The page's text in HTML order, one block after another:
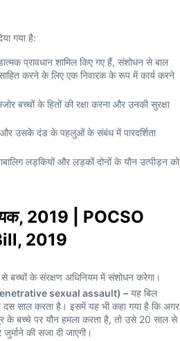
गया है:
प्रावधान शामिल किए गए हैं, संशोधन से बाल
करने के लिए एक निवारक के रूप में कार्य करने
बच्चों के हितों की रक्षा करना और उनकी सुरक्षा
और उसके दंड के पहलुओं के संबंध में पारदर्शिता
लड़कियों और लड़कों दोनों के यौन उत्पीड़न को
2019 | POCSO
2019
बच्चों के संरक्षण अधिनियम में संशोधन करेगा।
sexual assault) – यह बिल
साल करता है। इसमें यह भी कहा गया है कि अगर
के बच्चे पर यौन हमला करता है, तो उसे 20 साल से
की सजा दी जाएगी।